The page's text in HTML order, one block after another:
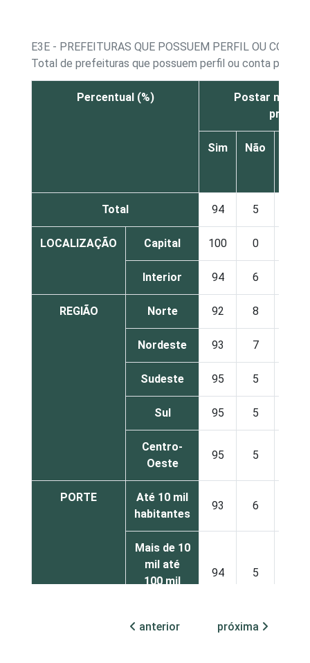
E3E - PREFEITURAS QUE POSSUEM PERFIL OU
Total de prefeituras que possuem perfil ou conta
Percentual (%)
Postar
Sim Não
Total 94 5
LOCALIZAÇÃO Capital 100 0
Interior 94 6
REGIÃO Norte 92 8
Nordeste 93 7
Sudeste 95 5
Sul 95 5
Centro-
Oeste
95 5
PORTE
Até 10 mil
habitantes
93 6
Mais de 10
mil até
100 mil
94 5
Mais de
anterior próxima